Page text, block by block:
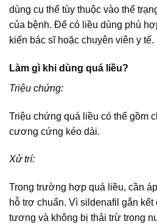
dùng cụ thể tùy thuộc vào thể
của bệnh. Để có liều dùng phù
kiến bác sĩ hoặc chuyên viên y tế.
Làm gì khi dùng quá liều?
Triệu chứng:
Triệu chứng quá liều có thể gồm
cương cứng kéo dài.
Xử trí:
Trong trường hợp quá liều, cần
hỗ trợ chuẩn. Vì sildenafil gắn
tương và không bị thải trừ trong